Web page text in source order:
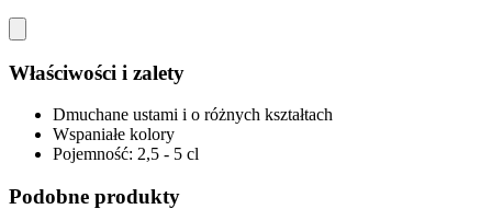
Właściwości i zalety
Dmuchane ustami i o różnych kształtach
Wspaniałe kolory
Pojemność: 2,5 - 5 cl
Podobne produkty